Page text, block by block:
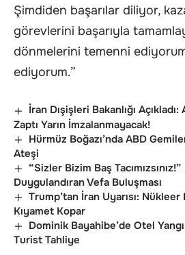
Şimdiden başarılar diliyor,
görevlerini başarıyla
dönmelerini temenni
ediyorum.”
İran Dışişleri Bakanlığı
Zaptı Yarın İmzalanmayacak!
Hürmüz Boğazı’nda ABD
Ateşi
“Sizler Bizim Baş
Duygulandıran Vefa Buluşması
Trump’tan İran Uyarısı:
Kıyamet Kopar
Dominik Bayahibe’de Otel
Turist Tahliye